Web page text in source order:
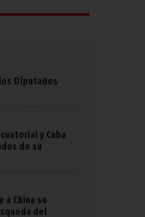
Diputados
y Cuba
de su
a China su
del